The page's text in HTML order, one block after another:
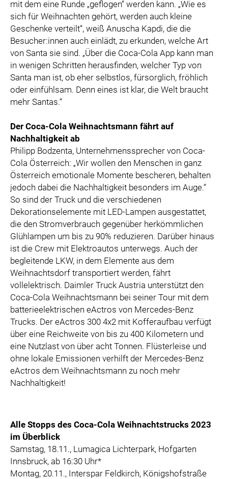
mit dem eine Runde „geflogen“ werden kann. „Wie es
sich für Weihnachten gehört, werden auch kleine
Geschenke verteilt“, weiß Anuscha Kapdi, die die
Besucher:innen auch einlädt, zu erkunden, welche Art
von Santa sie sind. „Über die Coca-Cola App kann man
in wenigen Schritten herausfinden, welcher Typ von
Santa man ist, ob eher selbstlos, fürsorglich, fröhlich
oder einfühlsam. Denn eines ist klar, die Welt braucht
mehr Santas.“
Der Coca-Cola Weihnachtsmann fährt auf
Nachhaltigkeit ab
Philipp Bodzenta, Unternehmenssprecher von Coca-
Cola Österreich: „Wir wollen den Menschen in ganz
Österreich emotionale Momente bescheren, behalten
jedoch dabei die Nachhaltigkeit besonders im Auge.“
So sind der Truck und die verschiedenen
Dekorationselemente mit LED-Lampen ausgestattet,
die den Stromverbrauch gegenüber herkömmlichen
Glühlampen um bis zu 90% reduzieren. Darüber hinaus
ist die Crew mit Elektroautos unterwegs. Auch der
begleitende LKW, in dem Elemente aus dem
Weihnachtsdorf transportiert werden, fährt
vollelektrisch. Daimler Truck Austria unterstützt den
Coca-Cola Weihnachtsmann bei seiner Tour mit dem
batterieelektrischen eActros von Mercedes-Benz
Trucks. Der eActros 300 4x2 mit Kofferaufbau verfügt
über eine Reichweite von bis zu 400 Kilometern und
eine Nutzlast von über acht Tonnen. Flüsterleise und
ohne lokale Emissionen verhilft der Mercedes-Benz
eActros dem Weihnachtsmann zu noch mehr
Nachhaltigkeit!
Alle Stopps des Coca-Cola Weihnachtstrucks 2023
im Überblick
Samstag, 18.11., Lumagica Lichterpark, Hofgarten
Innsbruck, ab 16:30 Uhr*
Montag, 20.11., Interspar Feldkirch, Königshofstraße